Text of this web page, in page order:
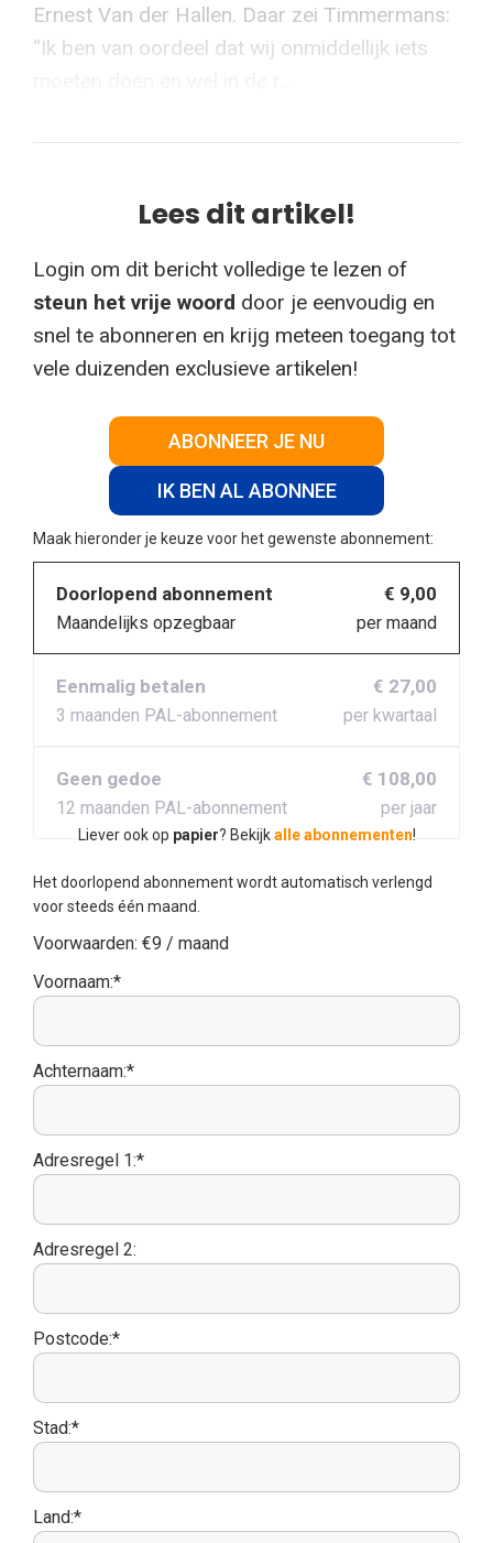
Ernest Van der Hallen. Daar zei Timmermans:
“Ik ben van oordeel dat wij onmiddellijk iets
Lees dit artikel!
Login om dit bericht volledige te lezen of
steun het vrije woord door je eenvoudig en
snel te abonneren en krijg meteen toegang tot
vele duizenden exclusieve artikelen!
ABONNEER JE NU
IK BEN AL ABONNEE
Maak hieronder je keuze voor het gewenste abonnement:
Doorlopend abonnement
Maandelijks opzegbaar
€ 9,00
per maand
Eenmalig betalen
3 maanden PAL-abonnement
€ 27,00
per kwartaal
Geen gedoe
12 maanden PAL-abonnement
€ 108,00
per jaar
Liever ook op papier? Bekijkalle abonnementen!
Het doorlopend abonnement wordt automatisch verlengd
voor steeds één maand.
Voorwaarden: €9 / maand
Voornaam:*
Achternaam:*
Adresregel 1:*
Adresregel 2:
Postcode:*
Stad:*
Land:*